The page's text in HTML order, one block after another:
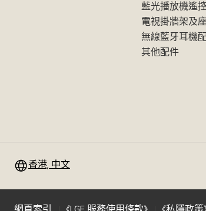
藍光播放機遙
電視掛牆架及
無線藍牙耳機
其他配件
香港, 中文